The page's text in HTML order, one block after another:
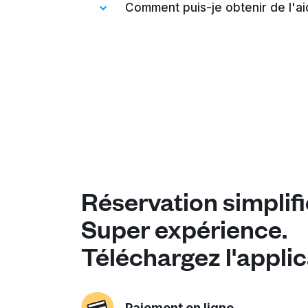
une heure et un lieu de
Comment puis-je obtenir de
Réservation
Super expérience.
Téléchargez